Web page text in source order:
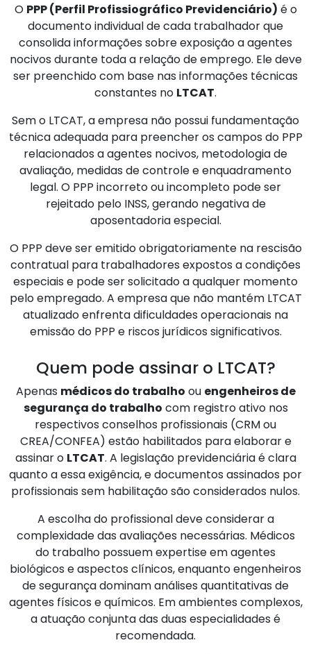
O PPP (Perfil Profissiográfico Previdenciário) é o
documento individual de cada trabalhador que
consolida informações sobre exposição a agentes
nocivos durante toda a relação de emprego. Ele deve
ser preenchido com base nas informações técnicas
constantes no LTCAT.
Sem o LTCAT, a empresa não possui fundamentação
técnica adequada para preencher os campos do PPP
relacionados a agentes nocivos, metodologia de
avaliação, medidas de controle e enquadramento
legal. O PPP incorreto ou incompleto pode ser
rejeitado pelo INSS, gerando negativa de
aposentadoria especial.
O PPP deve ser emitido obrigatoriamente na rescisão
contratual para trabalhadores expostos a condições
especiais e pode ser solicitado a qualquer momento
pelo empregado. A empresa que não mantém LTCAT
atualizado enfrenta dificuldades operacionais na
emissão do PPP e riscos jurídicos significativos.
Quem pode assinar o LTCAT?
Apenas médicos do trabalho ou engenheiros de
segurança do trabalho com registro ativo nos
respectivos conselhos profissionais (CRM ou
CREA/CONFEA) estão habilitados para elaborar e
assinar o LTCAT. A legislação previdenciária é clara
quanto a essa exigência, e documentos assinados por
profissionais sem habilitação são considerados nulos.
A escolha do profissional deve considerar a
complexidade das avaliações necessárias. Médicos
do trabalho possuem expertise em agentes
biológicos e aspectos clínicos, enquanto engenheiros
de segurança dominam análises quantitativas de
agentes físicos e químicos. Em ambientes complexos,
a atuação conjunta das duas especialidades é
recomendada.